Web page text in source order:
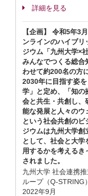
詳細を見る
【企画】 令和5年3
ンラインのハイブリ
ジウム「九州大学×
みんなでつくる総合
わせて約200名の
2030年に目指す姿
学」と定め、「知の
会と共生・共創し、
能な発展と人々のウ
という社会共創の
ジウムは九州大学創
として、社会と大
用するかを考えるき
されました。
九州大学 社会連携
ループ（Q-
2022年9月